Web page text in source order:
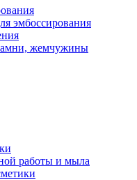
эмбоссирования
жемчужины
работы и мыла